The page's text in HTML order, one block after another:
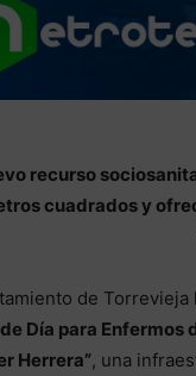
recurso
cuadrados y
de
Día para
Herrera”, una